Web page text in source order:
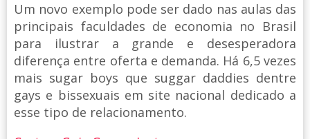
Um novo exemplo pode ser dado nas aulas das
principais faculdades de economia no Brasil
para ilustrar a grande e desesperadora
diferença entre oferta e demanda. Há 6,5 vezes
mais sugar boys que suggar daddies dentre
gays e bissexuais em site nacional dedicado a
esse tipo de relacionamento.